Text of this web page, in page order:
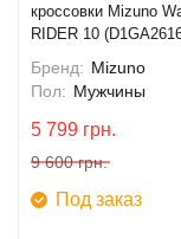
кроссовки Mizuno
RIDER 10
Бренд: Mizuno
Пол: Мужчины
5 799 грн.
9 600 грн.
Под заказ